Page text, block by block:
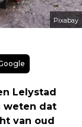
Pixabay
Lelystad
weten dat
van oud